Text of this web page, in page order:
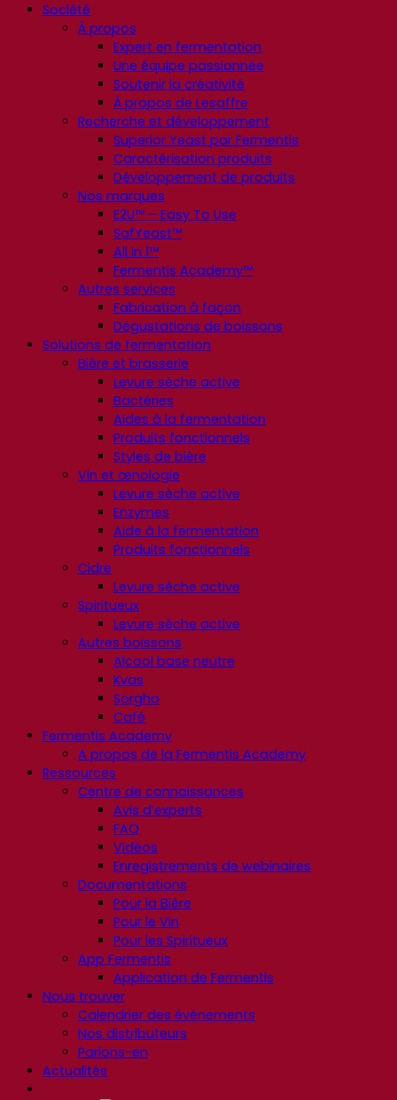
Société
À propos
Expert en fermentation
Une équipe passionnée
Soutenir la créativité
À propos de Lesaffre
Recherche et développement
Superior Yeast par Fermentis
Caractérisation produits
Développement de produits
Nos marques
E2U™ – Easy To Use
SafYeast™
All In 1™
Fermentis Academy™
Autres services
Fabrication à façon
Dégustations de boissons
Solutions de fermentation
Bière et brasserie
Levure sèche active
Bactéries
Aides à la fermentation
Produits fonctionnels
Styles de bière
Vin et œnologie
Levure sèche active
Enzymes
Aide à la fermentation
Produits fonctionnels
Cidre
Levure sèche active
Spiritueux
Levure sèche active
Autres boissons
Alcool base neutre
Kvas
Sorgho
Café
Fermentis Academy
A propos de la Fermentis Academy
Ressources
Centre de connaissances
Avis d’experts
FAQ
Vidéos
Enregistrements de webinaires
Documentations
Pour la Bière
Pour le Vin
Pour les Spiritueux
App Fermentis
Application de Fermentis
Nous trouver
Calendrier des événements
Nos distributeurs
Parlons-en
Actualités